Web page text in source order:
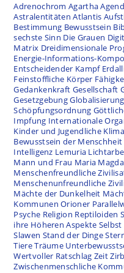
Adrenochrom Agartha
Astralentitäten Atlantis
Bestimmung Bewusstsein
sechste Sinn Die Grauen
Matrix Dreidimensionale
Energie-Informations-
Entscheidender Kampf
Feinstoffliche Körper
Gedankenkraft Gesellschaft
GesetzgebungGlobalisierung
Schöpfungsordnung
Impfung Internationale
Kinder und Jugendliche
Bewusstsein der Menschheit
Intelligenz Lemuria
Mann und Frau Maria
Menschenfreundliche
Menschenunfreundliche
Mächte der Dunkelheit
Kommunen Orioner
Psyche Religion Reptiloiden
ihre Höheren Aspekte Selbst
Slawen Stand der Dinge
TiereTräume
Wertvoller Ratschlag Zeit
Zwischenmenschliche